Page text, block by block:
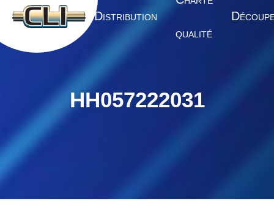
A CCUEIL DISTRIBUTION
QUALITÉ
D
HH057222031